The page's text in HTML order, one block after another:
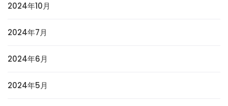
2024年10月
2024年7月
2024年6月
2024年5月